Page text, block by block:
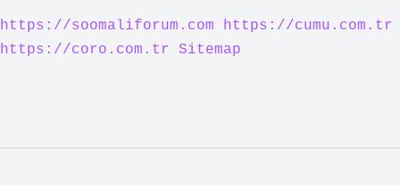
https://soomaliforum.com
https://cumu.com.tr
https://coro.com.tr
Sitemap